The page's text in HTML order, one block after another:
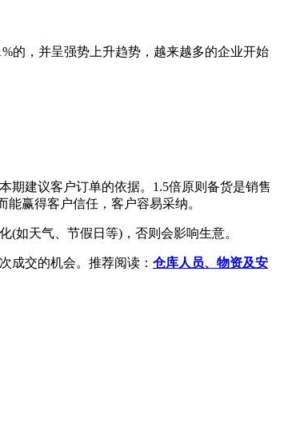
的，并呈强势上升趋势，越来越多的企业开始
建议客户订单的依据。1.5倍原则备货是销售
赢得客户信任，客户容易采纳。
天气、节假日等)，否则会影响生意。
交的机会。推荐阅读： 仓库人员、物资及安